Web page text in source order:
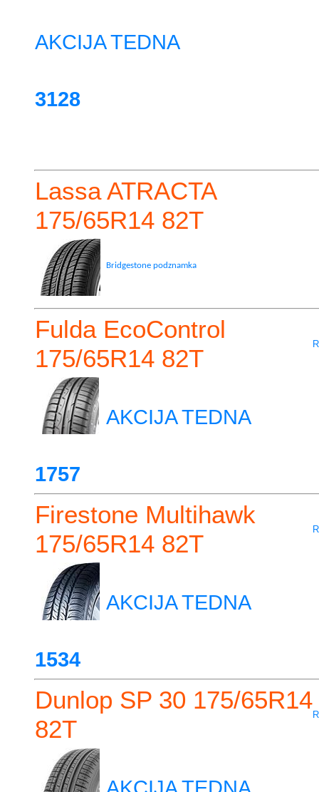
AKCIJA TEDNA
3128
Lassa ATRACTA
175/65R14 82T
Bridgestone podznamka
Fulda EcoControl
175/65R14 82T
AKCIJA TEDNA
1757
Firestone Multihawk
175/65R14 82T
AKCIJA TEDNA
1534
Dunlop SP 30 175/65R14
82T